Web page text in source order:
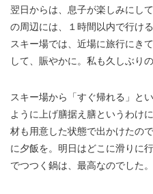
翌日からは、息子が楽しみにし
の周辺には、１時間以内で行け
スキー場では、近場に旅行にき
して、賑やかに。私も久しぶり
スキー場から「すぐ帰れる」と
ように上げ膳据え膳というわけ
材も用意した状態で出かけたの
に夕飯を。明日はどこに滑りに
でつつく鍋は、最高なのでした。